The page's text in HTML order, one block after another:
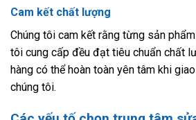
Cam kết chất lượng
Chúng tôi cam kết rằng từng sản
tôi cung cấp đều đạt tiêu chuẩn chất
hàng có thể hoàn toàn yên tâm khi
chúng tôi.